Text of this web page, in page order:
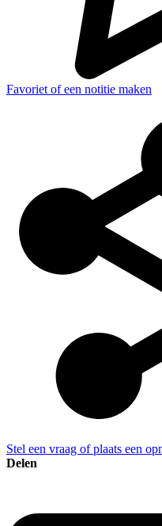
Favoriet of een notitie maken
Stel een vraag of plaats een
Delen